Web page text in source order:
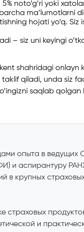
noto’g’ri yoki
ma’lumotlarni
hojati yo‘q.
– siz uni keyingi
shahridagi onlayn
qiladi, unda siz
saqlab qolgan
опыта в ведущих
и аспирантуру
в крупных
страховых
и